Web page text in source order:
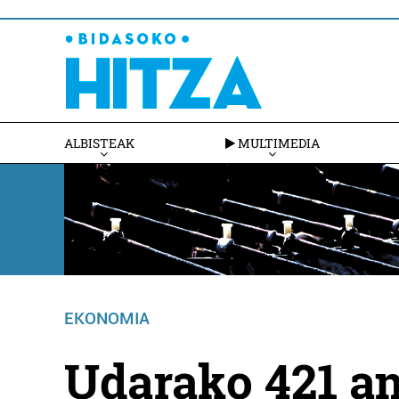
ALBISTEAK MULTIMEDIA
EKONOMIA
Udarako 421